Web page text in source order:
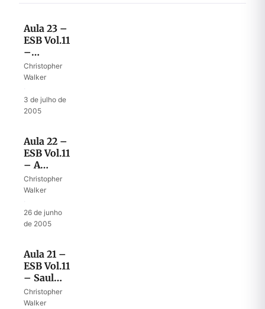
Aula 23 –
ESB Vol.11
–
Lidando
com
Christopher
Walker
3 de julho de
2005
Aula 22 –
ESB Vol.11
– A
justiça de
Deus em
descendentes
Christopher
Walker
26 de junho
de 2005
Aula 21 –
ESB Vol.11
– Saul
mata os
sacerdotes
Christopher
Walker